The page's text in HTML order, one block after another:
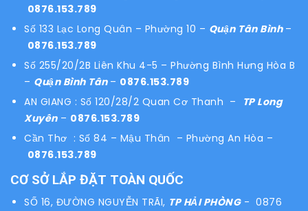
0876.153.789
Số 133 Lạc Long Quân – Phường 10 – Quận Tân Bình –
0876.153.789
Số 255/20/2B Liên Khu 4-5 – Phường Bình Hưng Hòa B
– Quận Bình Tân – 0876.153.789
AN GIANG : Số 120/28/2 Quan Cơ Thanh –
TP Long
Xuyên– 0876.153.789
Cần Thơ : Số 84 – Mậu Thân – Phường An Hòa –
0876.153.789
CƠ SỞ LẮP ĐẶT TOÀN QUỐC
SỐ 16, ĐƯỜNG NGUYỄN TRÃI, TP HẢI PHÒNG- 0876